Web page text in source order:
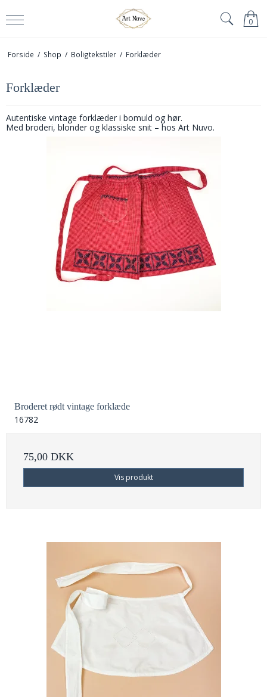
0
Forside / Shop / Boligtekstiler / Forklæder
Forklæder
Autentiske vintage forklæder i bomuld og hør.
Med broderi, blonder og klassiske snit – hos Art Nuvo.
Broderet rødt vintage forklæde
16782
75,00 DKK
Vis produkt